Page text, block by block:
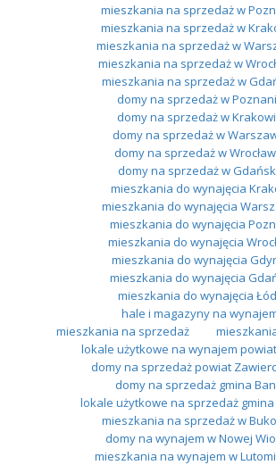
mieszkania na sprzedaż w
mieszkania na sprzedaż w
mieszkania na sprzedaż w
mieszkania na sprzedaż w
mieszkania na sprzedaż w
domy na sprzedaż w
domy na sprzedaż w
domy na sprzedaż w
domy na sprzedaż w
domy na sprzedaż w
mieszkania do wynajęcia
mieszkania do wynajęcia
mieszkania do wynajęcia
mieszkania do wynajęcia
mieszkania do wynajęcia
mieszkania do wynajęcia
mieszkania do wynajęcia
hale i magazyny na
mieszkania na sprzedaż
lokale użytkowe na wynajem
domy na sprzedaż powiat
domy na sprzedaż gmina
lokale użytkowe na sprzedaż
mieszkania na sprzedaż w
domy na wynajem w Nowej
mieszkania na wynajem w